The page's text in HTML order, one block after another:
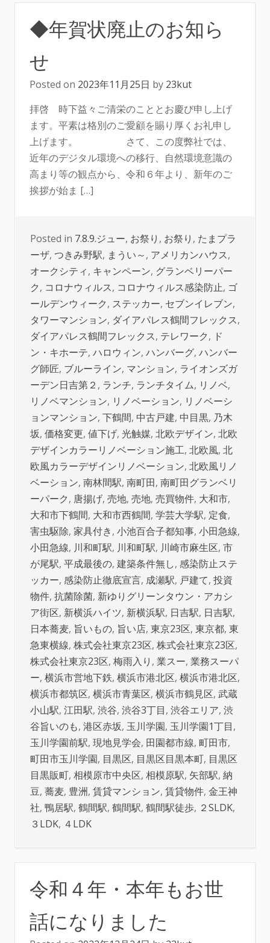
◆年賀状廃止のお知ら
せ
Posted on 2023年11月25日 by 23kut
拝啓 時下益々ご清栄のこととお慶び申し上げ
ます。平素は格別のご愛顧を賜り厚くお礼申し
上げます。 さて、この度弊社では、
近年のデジタル環境への移行、自然環境意識の
高まり等の観点から、令和６年より、新年のご
挨拶が始ま […]
Posted in 7.8.9.ジュー, お祭り , お祭り , たまプラ
ーザ, つきみ野駅, まうい～, アメリカンハウス,
オークシティ, キャンペーン, グランベリーパー
ク, コロナウィルス, コロナウィルス感染防止, ゴ
ールデンウィーク, ステッカー, セブンイレブン,
タワーマンション, ダイアパレス鶴間フレックス,
ダイアパレス鶴間フレックス, テレワーク, ド
ン・キホーテ, ハロウィン, ハンバーグ, ハンバー
グ師匠, ブルーライン, マンション, ライオンズガ
ーデン日吉第２ , ランチ, ランチタイム, リノベ,
リノベマンション, リノベーション, リノベーシ
ョンマンション, 下鶴間, 中古戸建, 中目黒, 乃木
坂, 価格変更, 値下げ, 光触媒, 北欧デザイン, 北欧
デザインカラーリノベーション施工, 北欧風, 北
欧風カラーデザインリノベーション, 北欧風リノ
ベーション, 南林間駅, 南町田, 南町田グランベリ
ーパーク, 唐揚げ, 売地, 売地, 売買物件, 大和市,
大和市下鶴間, 大和市西鶴間, 学芸大学駅, 定食,
害虫駆除, 家具付き, 小池百合子都知事, 小田急線,
小田急線, 川和町駅, 川和町駅, 川崎市麻生区, 市
が尾駅, 平成最後の, 建築条件無し, 感染防止ステ
ッカー, 感染防止徹底宣言, 成瀬駅, 戸建て, 投資
物件, 抗菌除菌, 新ゆりグリーンタウン・アカシ
ア街区, 新横浜ハイツ, 新横浜駅, 日吉駅, 日吉駅,
日本蕎麦, 旨いもの, 旨い店, 東京23区, 東京都, 東
急東横線, 株式会社東京23区, 株式会社東京23区,
株式会社東京23区, 梅雨入り , 業スー, 業務スーパ
ー, 横浜市営地下鉄, 横浜市港北区, 横浜市港北区,
横浜市都筑区, 横浜市青葉区, 横浜市鶴見区, 武蔵
小山駅, 江田駅, 渋谷, 渋谷3丁目, 渋谷エリア, 渋
谷旨いのも, 港区赤坂, 玉川学園, 玉川学園1丁目,
玉川学園前駅, 現地見学会, 田園都市線, 町田市,
町田市玉川学園, 目黒区, 目黒区目黒本町, 目黒区
目黒販町, 相模原市中央区, 相模原駅, 矢部駅, 納
豆, 蕎麦, 豊洲, 賃貸マンション, 賃貸物件, 金王神
社, 鴨居駅, 鶴間駅, 鶴間駅, 鶴間駅徒歩, ２SLDK,
３LDK, ４LDK
令和４年・本年もお世
話になりました